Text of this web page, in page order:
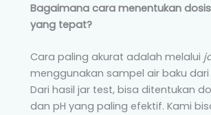
Bagaimana cara menentukan dosis
yang tepat?
Cara paling akurat adalah melalui
menggunakan sampel air baku dari
Dari hasil jar test, bisa ditentukan
dan pH yang paling efektif. Kami